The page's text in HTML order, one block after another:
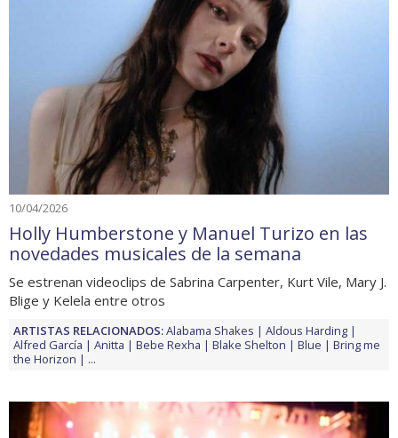
10/04/2026
Holly Humberstone y Manuel Turizo en las
novedades musicales de la semana
Se estrenan videoclips de Sabrina Carpenter, Kurt Vile, Mary J.
Blige y Kelela entre otros
ARTISTAS RELACIONADOS:Alabama Shakes
Aldous Harding
Alfred García
Anitta Bebe Rexha Blake Shelton Blue
Bring me
the Horizon
...